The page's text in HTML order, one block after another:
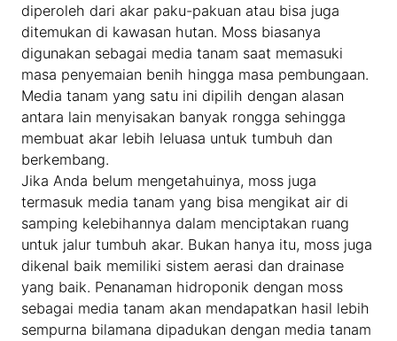
diperoleh dari akar paku-pakuan atau bisa juga
ditemukan di kawasan hutan. Moss biasanya
digunakan sebagai media tanam saat memasuki
masa penyemaian benih hingga masa pembungaan.
Media tanam yang satu ini dipilih dengan alasan
antara lain menyisakan banyak rongga sehingga
membuat akar lebih leluasa untuk tumbuh dan
berkembang.
Jika Anda belum mengetahuinya, moss juga
termasuk media tanam yang bisa mengikat air di
samping kelebihannya dalam menciptakan ruang
untuk jalur tumbuh akar. Bukan hanya itu, moss juga
dikenal baik memiliki sistem aerasi dan drainase
yang baik. Penanaman hidroponik dengan moss
sebagai media tanam akan mendapatkan hasil lebih
sempurna bilamana dipadukan dengan media tanam